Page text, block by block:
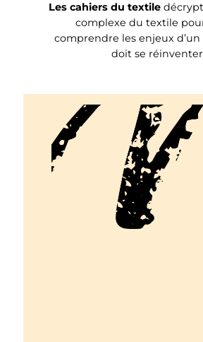
Les cahiers du textile
complexe du textile
comprendre les enjeux
doit se